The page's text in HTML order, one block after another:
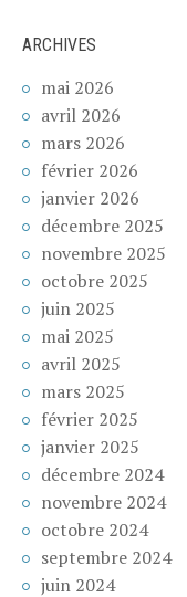
ARCHIVES
mai 2026
avril 2026
mars 2026
février 2026
janvier 2026
décembre 2025
novembre 2025
octobre 2025
juin 2025
mai 2025
avril 2025
mars 2025
février 2025
janvier 2025
décembre 2024
novembre 2024
octobre 2024
septembre 2024
juin 2024